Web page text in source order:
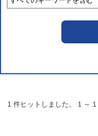
1 件ヒットしました。 1 ～ 1